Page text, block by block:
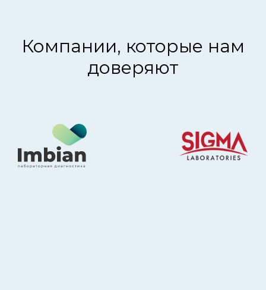
Компании, которые нам
доверяют